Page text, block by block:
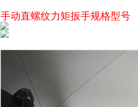
手动直螺纹力矩扳手规格型号